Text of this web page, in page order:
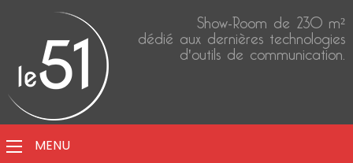
Show-Room de 230 m²
dédié aux dernières technologies
d'outils de communication.
MENU